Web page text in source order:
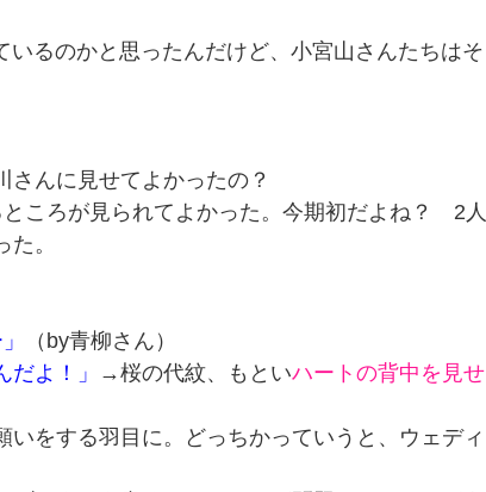
るのかと思ったんだけど、小宮山さんたちはそ
んに見せてよかったの？
ころが見られてよかった。今期初だよね？ 2人
。
（by青柳さん）
だよ！」 →桜の代紋、もといハートの背中を見せ
をする羽目に。どっちかっていうと、ウェディ